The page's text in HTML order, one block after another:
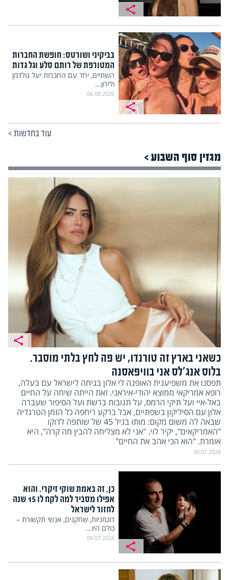
בביקיני ושורטס: חופשת החברות
המטורפת של רותם סלע וגל גדות
השתיים, יחד עם החברות יעל גולדמן
ולירון...
06.08.2026
עוד בחדשות>
מגזין סוף השבוע >
כשאני בארץ זה טורנדו, יש פה לחץ בלתי מוסבר.
בלוס אנג'לס אני בוויפאסנה
תפסנו את משפיענית האופנה לי אלון בגיחה לישראל עם בעלה,
רופא אמריקאי ממוצא יהודי-איראני. זאת הייתה שיחה על החיים
באל-איי ועל תיקי הרמס, על תגובות ברשת ועל הסיפור שעברה
אלון עם הסיליקון בשפתיים, אבל ברקע ריחפה כל הזמן הטרגדיה
שבאה לה משום מקום: מותו בגיל 45 של שותפה לדוקו
"האמריקאים", יקיר לוי. "אני לא מצליחה להבין מה קרה", היא
אומרת. "הוא הכי אהב את החיים"
30.07.2026
כן, זה באמת שוקי זיקרי. והוא
אפילו מסביר למה לקח לו 15 שנה
לחזור לישראל
דוגמניות, שחקנים, אנשי תקשורת –
כולם היו...
09.07.2026